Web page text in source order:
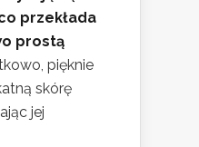
przekłada
prostą
pięknie
skórę
jej